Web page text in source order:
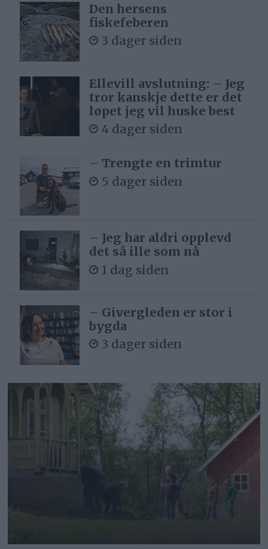
Den hersens
fiskefeberen
3 dager siden
Ellevill avslutning: – Jeg
tror kanskje dette er det
løpet jeg vil huske best
4 dager siden
– Trengte en trimtur
5 dager siden
– Jeg har aldri opplevd
det så ille som nå
1 dag siden
– Givergleden er stor i
bygda
3 dager siden